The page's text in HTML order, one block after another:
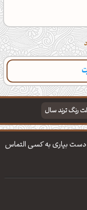
رنگ ترند سال
شعر مولانا
بیاری به کسی التماس